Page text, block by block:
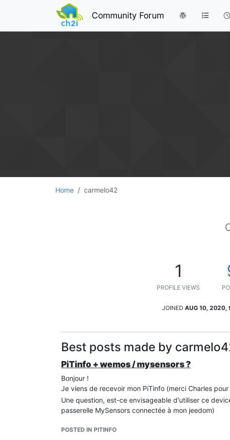
Community Forum
Home carmelo42
1
PROFILE VIEWS
JOINED AUG 10, 2020,
Best posts made by
PiTinfo + wemos / mysensors ?
Bonjour !
Je viens de recevoir mon PiTinfo (merci Charles
Une question, est-ce envisageable d'utiliser ce
passerelle MySensors connectée à mon jeedom)
POSTED IN PITINFO